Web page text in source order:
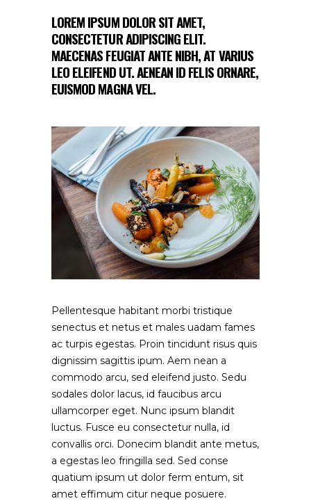
LOREM IPSUM DOLOR SIT AMET,
CONSECTETUR ADIPISCING ELIT.
MAECENAS FEUGIAT ANTE NIBH, AT VARIUS
LEO ELEIFEND UT. AENEAN ID FELIS ORNARE,
EUISMOD MAGNA VEL.
Pellentesque habitant morbi tristique
senectus et netus et males uadam fames
ac turpis egestas. Proin tincidunt risus quis
dignissim sagittis ipum. Aem nean a
commodo arcu, sed eleifend justo. Sedu
sodales dolor lacus, id faucibus arcu
ullamcorper eget. Nunc ipsum blandit
luctus. Fusce eu consectetur nulla, id
convallis orci. Donecim blandit ante metus,
a egestas leo fringilla sed. Sed conse
quatium ipsum ut dolor ferm entum, sit
amet effimum citur neque posuere.